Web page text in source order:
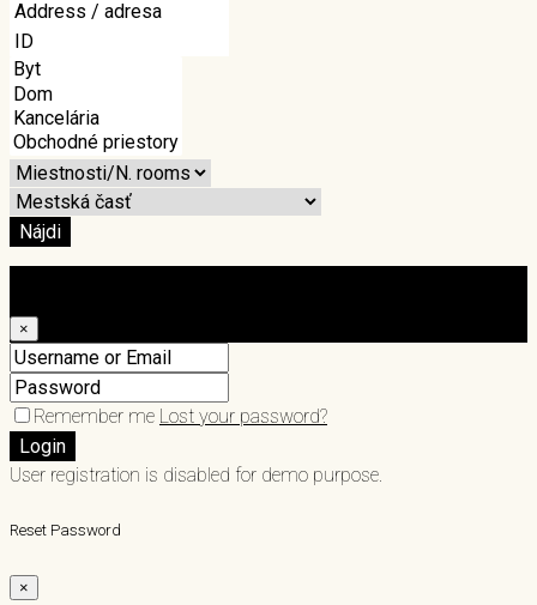
Nájdi
×
Remember me Lost your password?
Login
User registration is disabled for demo purpose.
Reset Password
×